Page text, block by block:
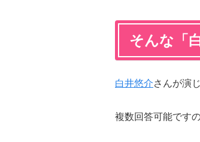
そんな「
白井悠介さんが演
複数回答可能です